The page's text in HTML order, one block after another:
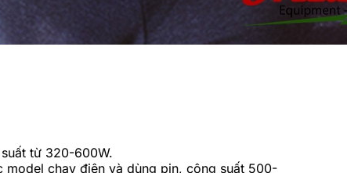
từ 320-600W.
chạy điện và dùng pin, công suất 500-